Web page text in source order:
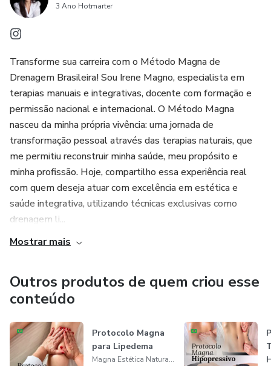
Além disso, você poderá complementar seus
necessidades como intestino saudável, menopausa,
lipedema, celulite e ventosas para drenagem, para
entregar ainda mais resultados e se tornar uma
especialista completa.
Transforme seu toque em sucesso e venha fazer parte da
revolução Magna na massoterapia.
Adquira já o seu e-book oficial!
3 Ano Hotmarter
Transforme sua carreira com o Método Magna de
Drenagem Brasileira! Sou Irene Magno, especialista em
terapias manuais e integrativas, docente com formação e
permissão nacional e internacional. O Método Magna
nasceu da minha própria vivência: uma jornada de
transformação pessoal através das terapias naturais, que
me permitiu reconstruir minha saúde, meu propósito e
minha profissão. Hoje, compartilho essa experiência real
com quem deseja atuar com excelência em estética e
saúde integrativa, utilizando técnicas exclusivas como
drenagem li...
Mostrar mais
Outros produtos de quem criou esse
conteúdo
Protocolo Magna
para Lipedema
Magna Estética Natural e Academy